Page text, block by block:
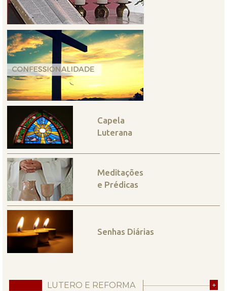
Capela
Luterana
Meditações
e Prédicas
Senhas Diárias
LUTERO E REFORMA +